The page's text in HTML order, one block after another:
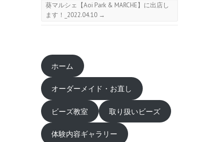
葵マルシェ【Aoi Park & MARCHE】に出店し
ます！_2022.04.10 →
ホーム
オーダーメイド・お直し
ビーズ教室 取り扱いビーズ
体験内容ギャラリー